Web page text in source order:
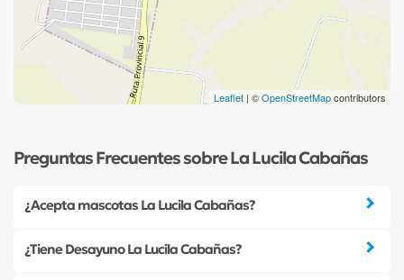
Leaflet | ©OpenStreetMapcontributors
Preguntas Frecuentes sobre La Lucila Cabañas
¿Acepta mascotas La Lucila Cabañas?
¿Tiene Desayuno La Lucila Cabañas?